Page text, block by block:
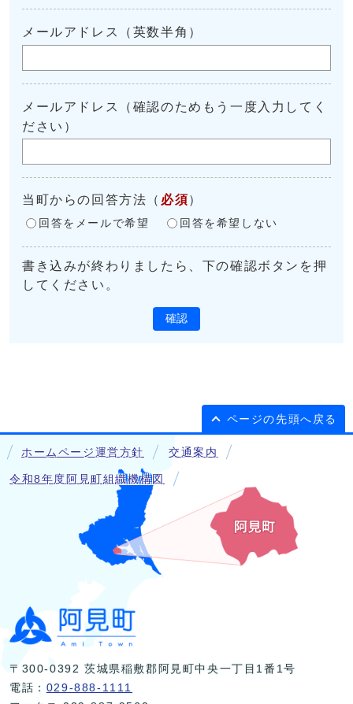
メールアドレス（英数半角）
メールアドレス（確認のためもう一度入力してく
ださい）
当町からの回答方法 （ 必須 ）
回答をメールで希望 回答を希望しない
書き込みが終わりましたら、下の確認ボタンを押
してください。
確認
ページの先頭へ戻る
ホームページ運営方針 交通案内
令和8年度阿見町組織機構図
〒300-0392 茨城県稲敷郡阿見町中央一丁目1番1号
電話： 029-888-1111